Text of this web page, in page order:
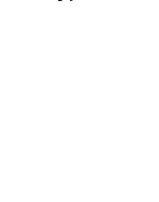
References